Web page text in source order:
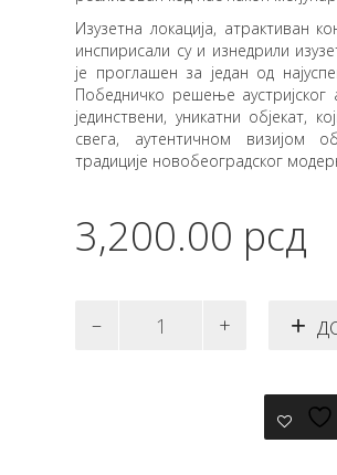
Изузетна локација, атрактиван
инспирисали су и изнедрили
је проглашен за један од
Победничко решење
јединствени, уникатни објекат,
свега, аутентичном визијом
традиције новобеоградског
3,200.00 рсд